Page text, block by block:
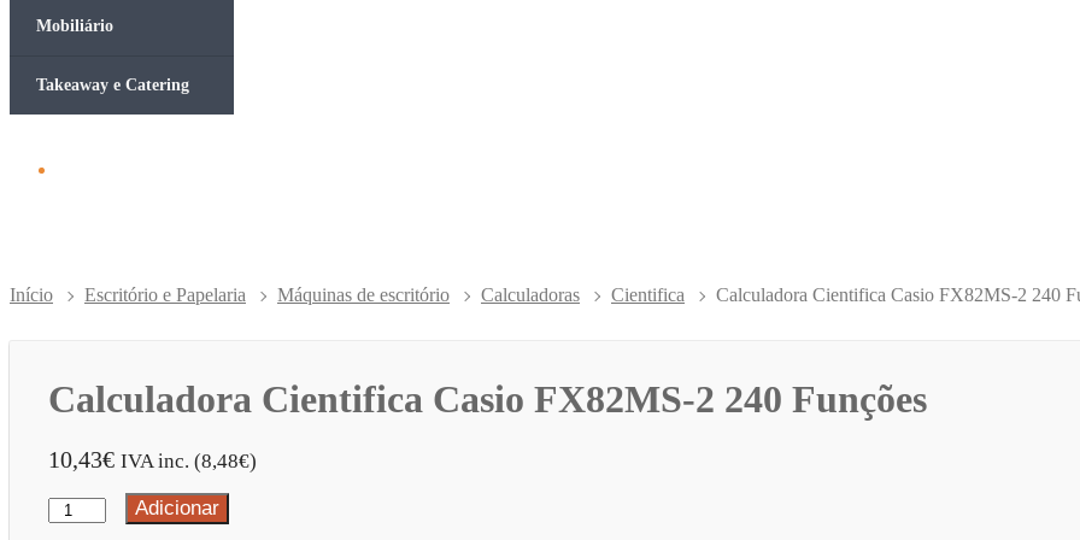
Mobiliário
Takeaway e Catering
Início Escritório e Papelaria Máquinas de escritório Calculadoras Cientifica Calculadora Cientifica Casio FX82MS-2 240
Calculadora Cientifica Casio FX82MS-2 240 Funções
10,43€ IVA inc. (8,48€)
Quantidade Adicionar